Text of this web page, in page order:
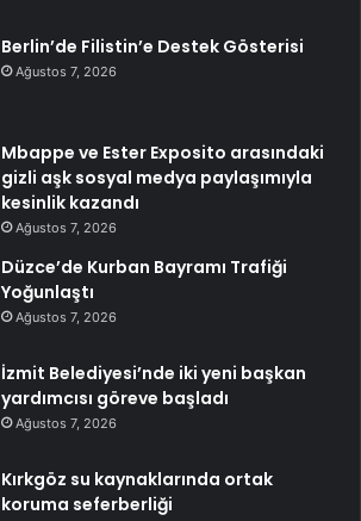
Berlin’de Filistin’e Destek Gösterisi
Ağustos 7, 2026
Mbappe ve Ester Exposito arasındaki
gizli aşk sosyal medya paylaşımıyla
kesinlik kazandı
Ağustos 7, 2026
Düzce’de Kurban Bayramı Trafiği
Yoğunlaştı
Ağustos 7, 2026
İzmit Belediyesi’nde iki yeni başkan
yardımcısı göreve başladı
Ağustos 7, 2026
Kırkgöz su kaynaklarında ortak
koruma seferberliği